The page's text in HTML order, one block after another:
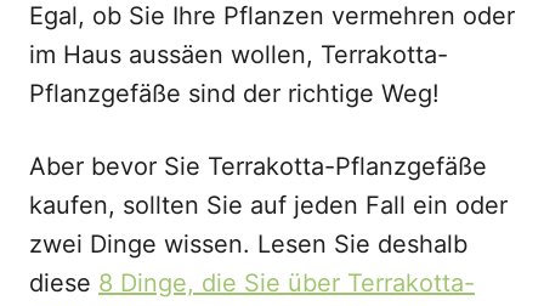
Egal, ob Sie Ihre Pflanzen vermehren oder
im Haus aussäen wollen, Terrakotta-
Pflanzgefäße sind der richtige Weg!
Aber bevor Sie Terrakotta-Pflanzgefäße
kaufen, sollten Sie auf jeden Fall ein oder
zwei Dinge wissen. Lesen Sie deshalb
diese 8 Dinge, die Sie über Terrakotta-